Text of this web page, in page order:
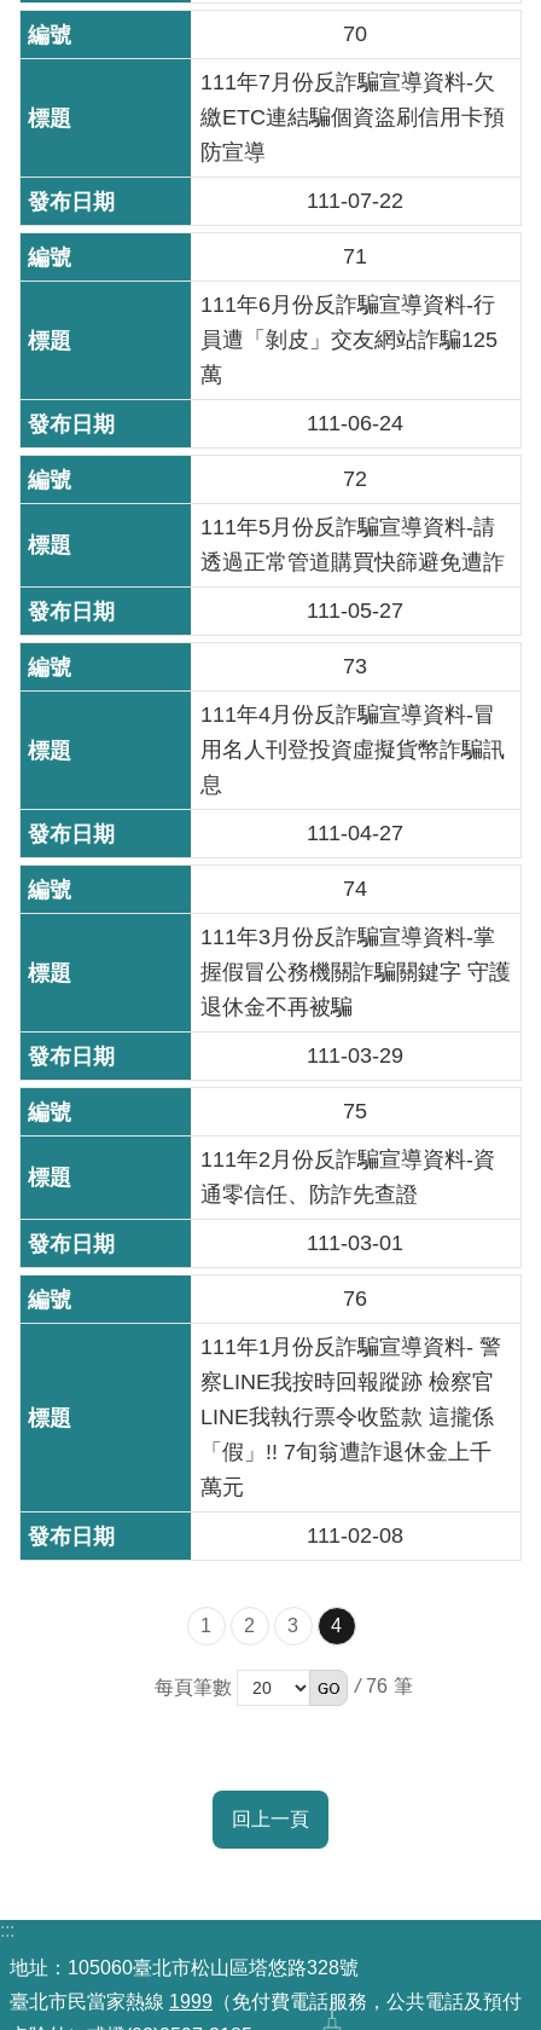
TAIPEI
北
政
府
網
資
開
放
宣
告
隱
權
及
資
訊
全
策
聯
絡
信
箱
70
111年7月份反詐騙宣導資料-欠
繳ETC連結騙個資盜刷信用卡預
防宣導
111-07-22
71
111年6月份反詐騙宣導資料-行
員遭「剝皮」交友網站詐騙125
萬
111-06-24
72
111年5月份反詐騙宣導資料-請
透過正常管道購買快篩避免遭詐
111-05-27
73
111年4月份反詐騙宣導資料-冒
用名人刊登投資虛擬貨幣詐騙訊
息
111-04-27
74
111年3月份反詐騙宣導資料-掌
握假冒公務機關詐騙關鍵字 守護
退休金不再被騙
111-03-29
75
111年2月份反詐騙宣導資料-資
通零信任、防詐先查證
111-03-01
76
111年1月份反詐騙宣導資料- 警
察LINE我按時回報蹤跡 檢察官
LINE我執行票令收監款 這攏係
「假」!! 7旬翁遭詐退休金上千
萬元
111-02-08
1 2 3 4
每頁筆數 / 76
回上一頁
:::
地址：105060臺北市松山區塔悠路328號
臺北市民當家熱線 1999 （免付費電話服務，公共電話及預付